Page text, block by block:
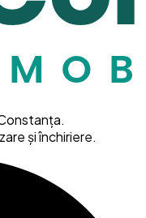
și închiriere.